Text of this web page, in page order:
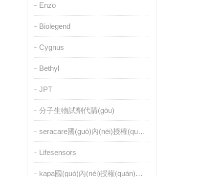
Enzo
Biolegend
Cygnus
Bethyl
JPT
分子生物試劑代購(gòu)
seracare國(guó)內(nèi)授權(quán)代理
Lifesensors
kapa國(guó)內(nèi)授權(quán)代理